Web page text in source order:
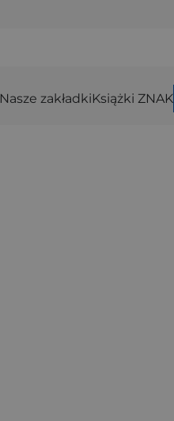
Nasze zakładkiKsiążki ZNAK